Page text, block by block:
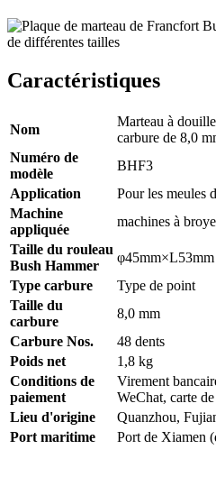
Caractéristiques
Nom
Marteau à
carbure de 8,0
Numéro de
modèle
BHF3
Application
Pour les meules
Machine
appliquée
machines à
Taille du rouleau
Bush Hammer
φ45mm×L53mm
Type carbure
Type de point
Taille du
carbure
8,0 mm
Carbure Nos.
48 dents
Poids net
1,8 kg
Conditions de
paiement
Virement
WeChat, carte
Lieu d'origine
Quanzhou,
Port maritime
Port de Xiamen